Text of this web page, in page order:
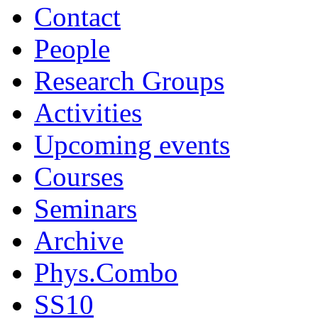
Contact
People
Research Groups
Activities
Upcoming events
Courses
Seminars
Archive
Phys.Combo
SS10